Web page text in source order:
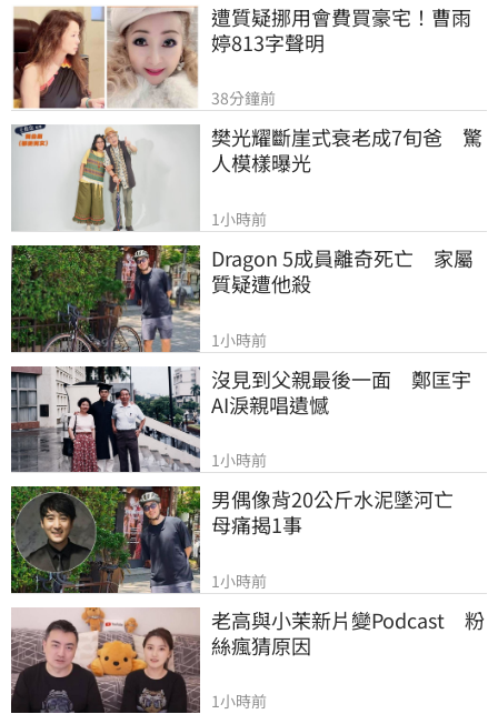
遭質疑挪用會費買豪宅！曹雨
婷813字聲明
38分鐘前
樊光耀斷崖式衰老成7旬爸　驚
人模樣曝光
1小時前
Dragon 5成員離奇死亡　家屬
質疑遭他殺
1小時前
沒見到父親最後一面　鄭匡宇
AI淚親唱遺憾
1小時前
男偶像背20公斤水泥墜河亡
母痛揭1事
1小時前
老高與小茉新片變Podcast　粉
絲瘋猜原因
1小時前